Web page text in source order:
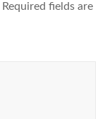
Required fields are